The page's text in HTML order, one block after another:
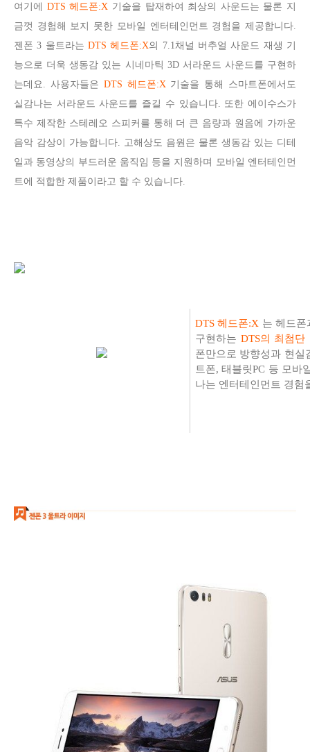
여기에 DTS 헤드폰:X 기술을 탑재하여 최상의 사운드는 물론 지
금껏 경험해 보지 못한 모바일 엔터테인먼트 경험을 제공합니다.
젠폰 3 울트라는 DTS 헤드폰:X의 7.1채널 버추얼 사운드 재생 기
능으로 더욱 생동감 있는 시네마틱 3D 서라운드 사운드를 구현하
는데요. 사용자들은 DTS 헤드폰:X 기술을 통해 스마트폰에서도
실감나는 서라운드 사운드를 즐길 수 있습니다. 또한 에이수스가
특수 제작한 스테레오 스피커를 통해 더 큰 음량과 원음에 가까운
음악 감상이 가능합니다. 고해상도 음원은 물론 생동감 있는 디테
일과 동영상의 부드러운 움직임 등을 지원하며 모바일 엔터테인먼
트에 적합한 제품이라고 할 수 있습니다.
DTS 헤드폰:X 는 헤드폰
구현하는 DTS의 최첨단
폰만으로 방향성과 현실
트폰, 태블릿PC 등 모바
나는 엔터테인먼트 경험